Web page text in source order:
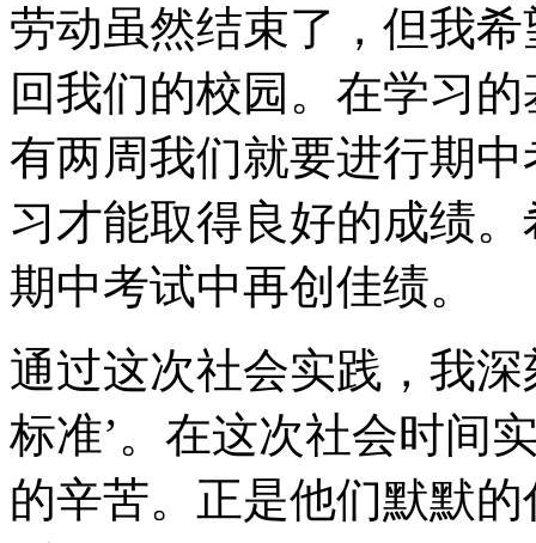
劳动虽然结束了，但我
回我们的校园。在学习
有两周我们就要进行期
习才能取得良好的成绩
期中考试中再创佳绩。
通过这次社会实践，我
标准’。在这次社会时间
的辛苦。正是他们默默